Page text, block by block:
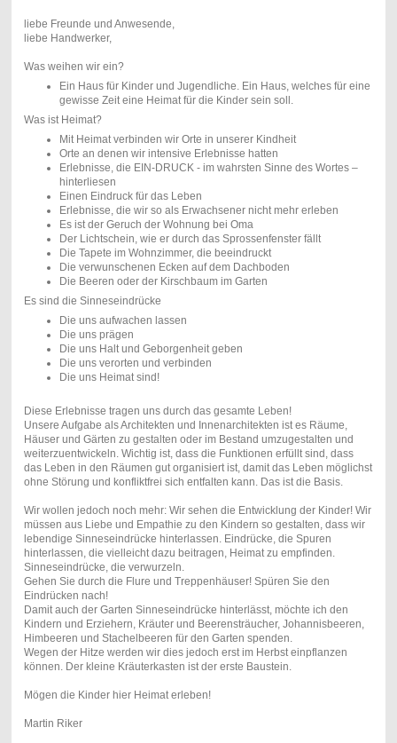
liebe Freunde und Anwesende,
liebe Handwerker,
Was weihen wir ein?
Ein Haus für Kinder und Jugendliche. Ein Haus, welches für eine
gewisse Zeit eine Heimat für die Kinder sein soll.
Was ist Heimat?
Mit Heimat verbinden wir Orte in unserer Kindheit
Orte an denen wir intensive Erlebnisse hatten
Erlebnisse, die EIN-DRUCK - im wahrsten Sinne des Wortes –
hinterliesen
Einen Eindruck für das Leben
Erlebnisse, die wir so als Erwachsener nicht mehr erleben
Es ist der Geruch der Wohnung bei Oma
Der Lichtschein, wie er durch das Sprossenfenster fällt
Die Tapete im Wohnzimmer, die beeindruckt
Die verwunschenen Ecken auf dem Dachboden
Die Beeren oder der Kirschbaum im Garten
Es sind die Sinneseindrücke
Die uns aufwachen lassen
Die uns prägen
Die uns Halt und Geborgenheit geben
Die uns verorten und verbinden
Die uns Heimat sind!
Diese Erlebnisse tragen uns durch das gesamte Leben!
Unsere Aufgabe als Architekten und Innenarchitekten ist es Räume,
Häuser und Gärten zu gestalten oder im Bestand umzugestalten und
weiterzuentwickeln. Wichtig ist, dass die Funktionen erfüllt sind, dass
das Leben in den Räumen gut organisiert ist, damit das Leben möglichst
ohne Störung und konfliktfrei sich entfalten kann. Das ist die Basis.
Wir wollen jedoch noch mehr: Wir sehen die Entwicklung der Kinder! Wir
müssen aus Liebe und Empathie zu den Kindern so gestalten, dass wir
lebendige Sinneseindrücke hinterlassen. Eindrücke, die Spuren
hinterlassen, die vielleicht dazu beitragen, Heimat zu empfinden.
Sinneseindrücke, die verwurzeln.
Gehen Sie durch die Flure und Treppenhäuser! Spüren Sie den
Eindrücken nach!
Damit auch der Garten Sinneseindrücke hinterlässt, möchte ich den
Kindern und Erziehern, Kräuter und Beerensträucher, Johannisbeeren,
Himbeeren und Stachelbeeren für den Garten spenden.
Wegen der Hitze werden wir dies jedoch erst im Herbst einpflanzen
können. Der kleine Kräuterkasten ist der erste Baustein.
Mögen die Kinder hier Heimat erleben!
Martin Riker